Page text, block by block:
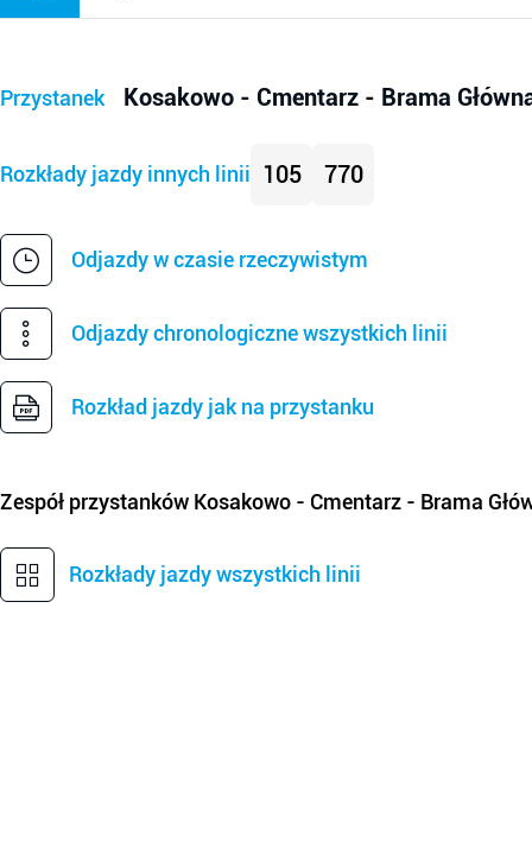
Przystanek Kosakowo - Cmentarz - Brama
Rozkłady jazdy innych linii 105 770
Odjazdy w czasie rzeczywistym
Odjazdy chronologiczne wszystkich linii
Rozkład jazdy jak na przystanku
Zespół przystanków Kosakowo - Cmentarz - Brama
Rozkłady jazdy wszystkich linii